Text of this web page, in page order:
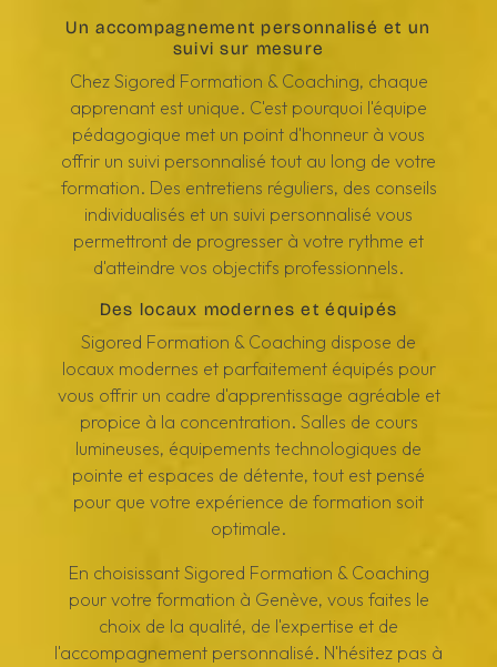
Un accompagnement personnalisé et un
suivi sur mesure
Chez Sigored Formation & Coaching, chaque
apprenant est unique. C'est pourquoi l'équipe
pédagogique met un point d'honneur à vous
offrir un suivi personnalisé tout au long de votre
formation. Des entretiens réguliers, des conseils
individualisés et un suivi personnalisé vous
permettront de progresser à votre rythme et
d'atteindre vos objectifs professionnels.
Des locaux modernes et équipés
Sigored Formation & Coaching dispose de
locaux modernes et parfaitement équipés pour
vous offrir un cadre d'apprentissage agréable et
propice à la concentration. Salles de cours
lumineuses, équipements technologiques de
pointe et espaces de détente, tout est pensé
pour que votre expérience de formation soit
optimale.
En choisissant Sigored Formation & Coaching
pour votre formation à Genève, vous faites le
choix de la qualité, de l'expertise et de
l'accompagnement personnalisé. N'hésitez pas à